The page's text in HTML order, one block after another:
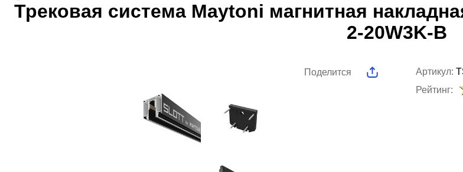
Трековая система Maytoni магнитная
2-20W3K-B
Поделится Артикул:
Рейтинг: